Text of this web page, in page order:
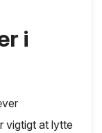
i
vigtigt at lytte